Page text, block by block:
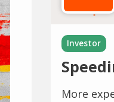
Investor
More